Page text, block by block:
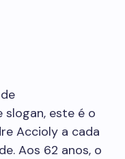
slogan, este é o
Accioly a cada
Aos 62 anos, o